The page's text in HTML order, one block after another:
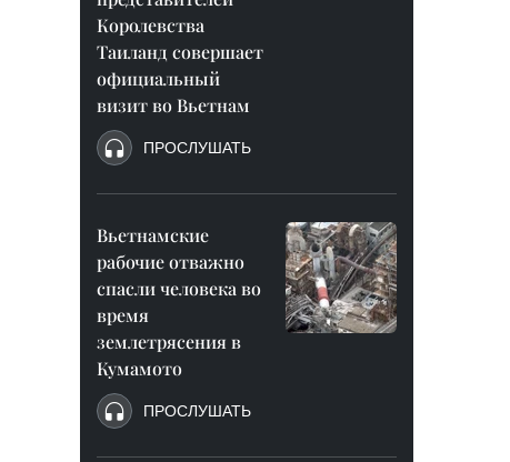
Королевства
Таиланд совершает
официальный
визит во Вьетнам
ПРОСЛУШАТЬ
Вьетнамские
рабочие отважно
спасли человека во
время
землетрясения в
Кумамото
ПРОСЛУШАТЬ